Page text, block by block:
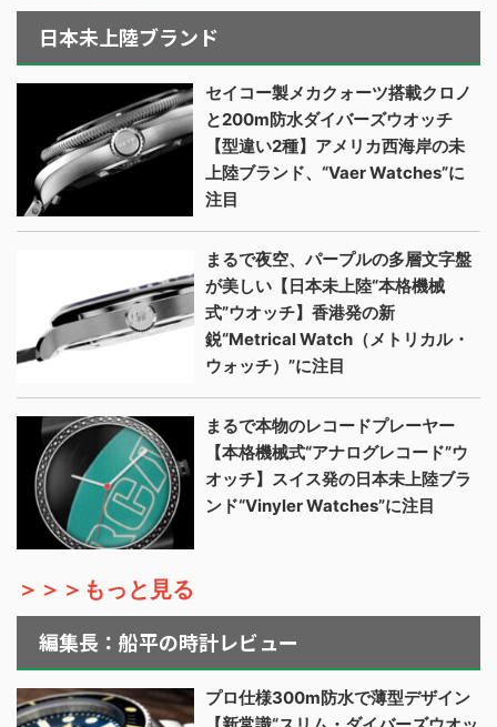
日本未上陸ブランド
セイコー製メカクォーツ搭載クロノ
と200m防水ダイバーズウオッチ
【型違い2種】アメリカ西海岸の未
上陸ブランド、“Vaer Watches”に
注目
まるで夜空、パープルの多層文字盤
が美しい【日本未上陸“本格機械
式”ウオッチ】香港発の新
鋭“Metrical Watch（メトリカル・
ウォッチ）”に注目
まるで本物のレコードプレーヤー
【本格機械式“アナログレコード”ウ
オッチ】スイス発の日本未上陸ブラ
ンド“Vinyler Watches”に注目
＞＞＞もっと見る
編集長：船平の時計レビュー
プロ仕様300m防水で薄型デザイン